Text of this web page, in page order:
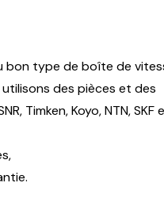
bon type de boîte de
des pièces et des
Timken, Koyo, NTN, SKF